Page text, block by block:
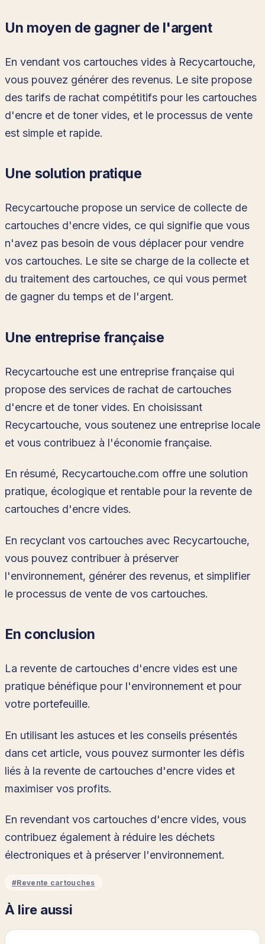
Un moyen de gagner de l'argent
En vendant vos cartouches vides à Recycartouche,
vous pouvez générer des revenus. Le site propose
des tarifs de rachat compétitifs pour les cartouches
d'encre et de toner vides, et le processus de vente
est simple et rapide.
Une solution pratique
Recycartouche propose un service de collecte de
cartouches d'encre vides, ce qui signifie que vous
n'avez pas besoin de vous déplacer pour vendre
vos cartouches. Le site se charge de la collecte et
du traitement des cartouches, ce qui vous permet
de gagner du temps et de l'argent.
Une entreprise française
Recycartouche est une entreprise française qui
propose des services de rachat de cartouches
d'encre et de toner vides. En choisissant
Recycartouche, vous soutenez une entreprise locale
et vous contribuez à l'économie française.
En résumé, Recycartouche.com offre une solution
pratique, écologique et rentable pour la revente de
cartouches d'encre vides.
En recyclant vos cartouches avec Recycartouche,
vous pouvez contribuer à préserver
l'environnement, générer des revenus, et simplifier
le processus de vente de vos cartouches.
En conclusion
La revente de cartouches d'encre vides est une
pratique bénéfique pour l'environnement et pour
votre portefeuille.
En utilisant les astuces et les conseils présentés
dans cet article, vous pouvez surmonter les défis
liés à la revente de cartouches d'encre vides et
maximiser vos profits.
En revendant vos cartouches d'encre vides, vous
contribuez également à réduire les déchets
électroniques et à préserver l'environnement.
#Revente cartouches
À lire aussi